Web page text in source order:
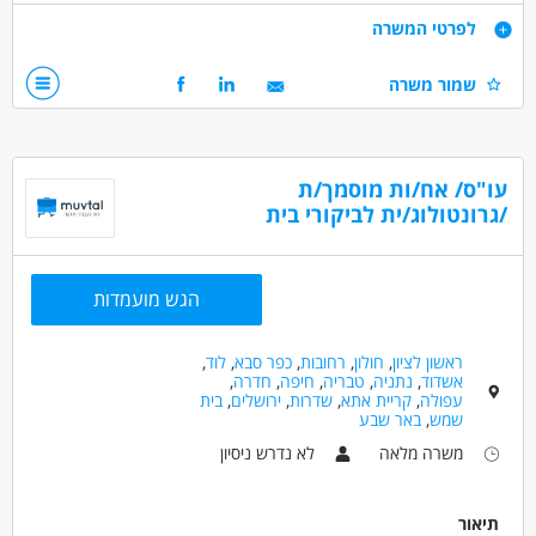
דרישות
עיצוב, שרטוט וגרפיקה - ביצועיסט/ית
עיצוב, שרטוט וגרפיקה - מעצב/ת מטבחים
עיצוב, שרטוט וגרפיקה - מעצב/ת פנים
עבודה בשעות גמישות
לפרטי המשרה
שמור משרה
עו"ס/ אח/ות מוסמך/ת
/גרונטולוג/ית לביקורי בית
הגש מועמדות
ראשון לציון, חולון, רחובות,כפר סבא,לוד,
אשדוד, נתניה, טבריה, חיפה, חדרה,
עפולה,קריית אתא,שדרות,ירושלים,בית
שמש,באר שבע
משרה מלאה
לא נדרש ניסיון
תיאור